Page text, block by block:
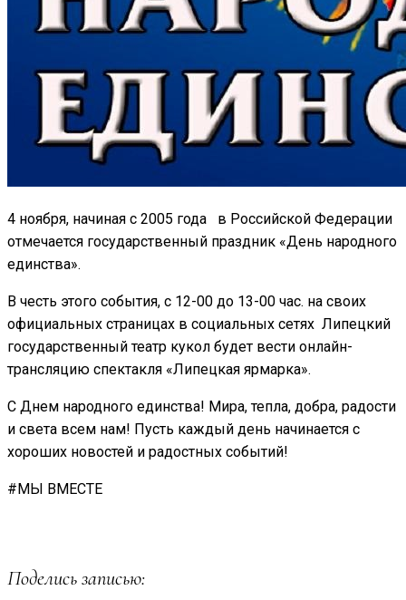
4 ноября, начиная с 2005 года в Российской Федерации
отмечается государственный праздник «День народного
единства».
В честь этого события, с 12-00 до 13-00 час. на своих
официальных страницах в социальных сетях Липецкий
государственный театр кукол будет вести онлайн-
трансляцию спектакля «Липецкая ярмарка».
С Днем народного единства! Мира, тепла, добра, радости
и света всем нам! Пусть каждый день начинается с
хороших новостей и радостных событий!
#МЫ ВМЕСТЕ
Поделись записью: